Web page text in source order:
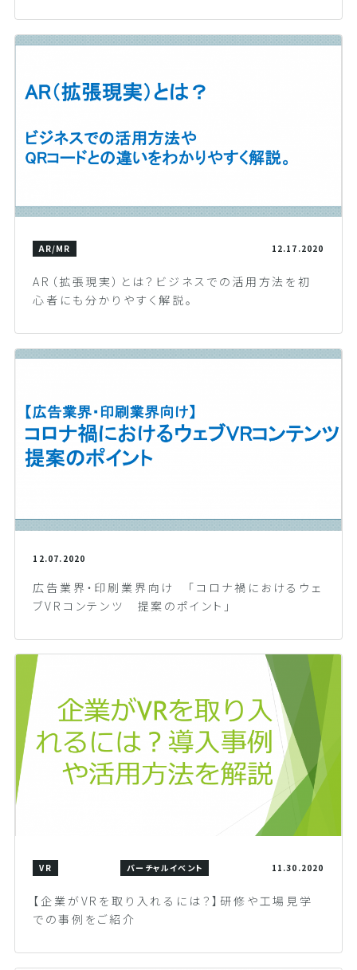
AR/MR 12.17.2020
AR（拡張現実）とは？ビジネスでの活用方法を初
心者にも分かりやすく解説。
12.07.2020
広告業界・印刷業界向け 「コロナ禍におけるウェ
ブVRコンテンツ 提案のポイント」
VR バーチャルイベント 11.30.2020
【企業がVRを取り入れるには？】研修や工場見学
での事例をご紹介